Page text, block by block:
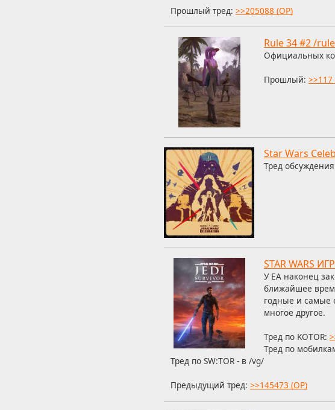
Прошлый тред: >>205088 (OP)
Rule 34 #2 /
Официальных
Прошлый: >>117
Star Wars
Тред
STAR WARS
У EA наконец
ближайшее
годные и самые
многое другое.
Тред по KOTOR:
Тред по
Тред по SW:ТОR - в /vg/
Предыдущий тред: >>145473 (OP)